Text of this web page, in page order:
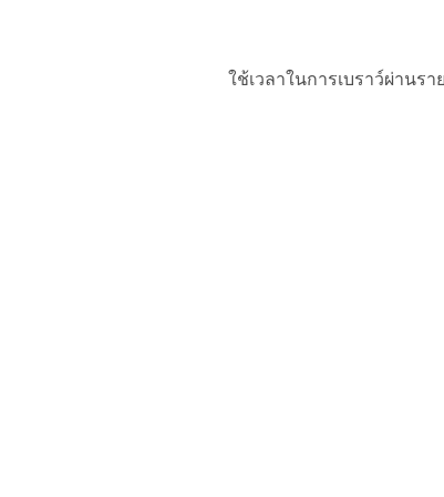
ใช้เวลาในการเบราว์ผ่านร